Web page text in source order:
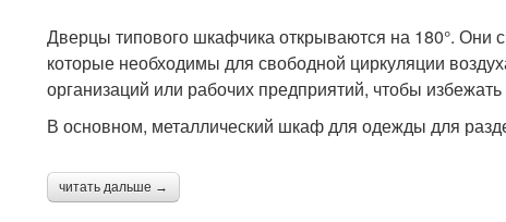
Дверцы типового шкафчика открываются на 180°.
которые необходимы для свободной циркуляции
организаций или рабочих предприятий, чтобы
В основном, металлический шкаф для одежды для
читать дальше →